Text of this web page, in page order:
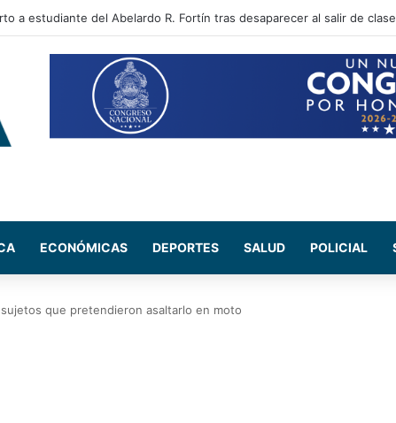
sectores que no tendrán energía este viernes 7 de agosto
ECONÓMICAS DEPORTES SALUD POLICIAL
que pretendieron asaltarlo en moto